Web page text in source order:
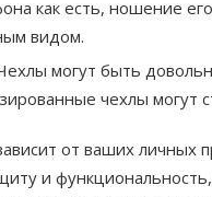
как есть, ношение
видом.
могут быть
чехлы могут
от ваших личных
и